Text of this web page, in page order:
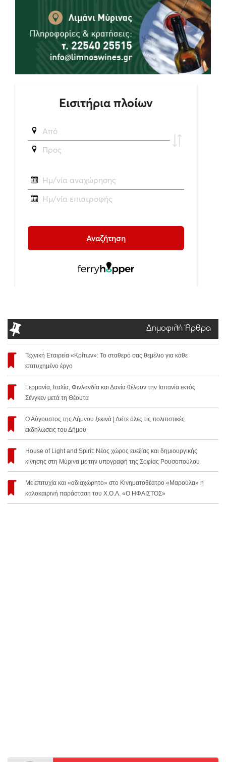
Δημοφιλή Άρθρα
Τεχνική Εταιρεία «Κρίτων»: Το σταθερό σας θεμέλιο για κάθε
επιτυχημένο έργο
Γερμανία, Ιταλία, Φινλανδία και Δανία θέλουν την Ισπανία εκτός
Σένγκεν μετά τη Θέουτα
Ο Αύγουστος της Λήμνου ξεκινά | Δείτε όλες τις πολιτιστικές
εκδηλώσεις του Δήμου
House of Light and Spirit: Νέος χώρος ευεξίας και δημιουργικής
κίνησης στη Μύρινα με την υπογραφή της Σοφίας Ρουσοπούλου
Με επιτυχία και «αδιαχώρητο» στο Κινηματοθέατρο «Μαρούλα» η
καλοκαιρινή παράσταση του Χ.Ο.Λ. «Ο ΗΦΑΙΣΤΟΣ»